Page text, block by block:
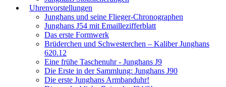
Uhrenvorstellungen
Junghans und seine Flieger-Chronographen
Junghans J54 mit Emaillezifferblatt
Das erste Formwerk
Brüderchen und Schwesterchen – Kaliber Junghans
620.12
Eine frühe Taschenuhr - Junghans J9
Die Erste in der Sammlung: Junghans J90
Die erste Junghans Armbanduhr!